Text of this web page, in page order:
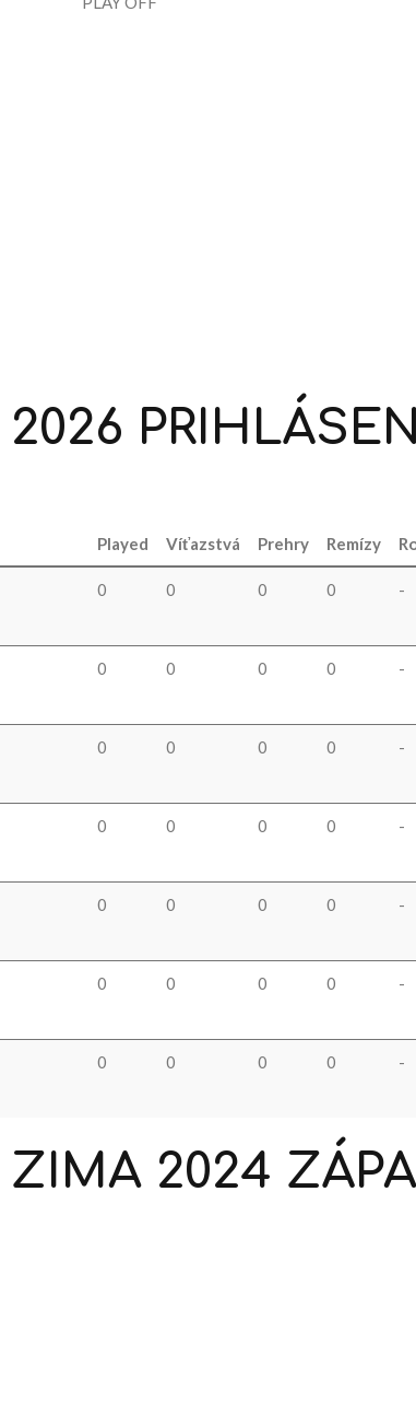
2026
Played Víťazstvá Prehry Remízy
0 0 0 0 -
0 0 0 0 -
0 0 0 0 -
0 0 0 0 -
0 0 0 0 -
0 0 0 0 -
0 0 0 0 -
ZIMA 2024